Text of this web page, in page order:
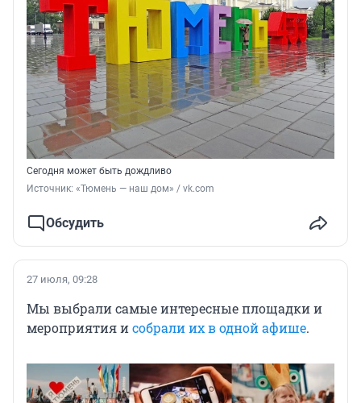
Сегодня может быть дождливо
Источник: «Тюмень — наш дом» / vk.com
Обсудить
27 июля, 09:28
Мы выбрали самые интересные площадки и
мероприятия исобрали их в одной афише.